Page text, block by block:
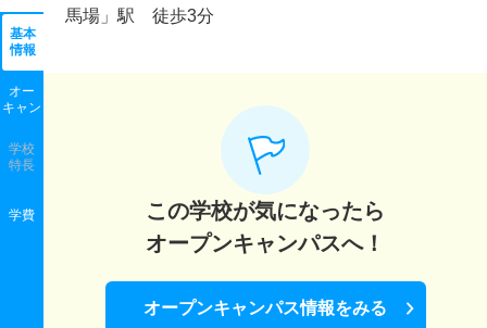
基本
情報
オー
キャン
学校
特長
学費
馬場」駅 徒歩3分
この学校が気になったら
オープンキャンパスへ！
オープンキャンパス情報をみる